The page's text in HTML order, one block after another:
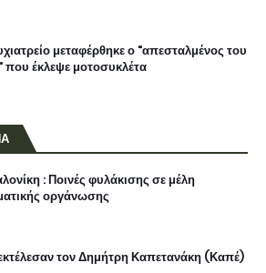
μεταφέρθηκε ο "απεσταλμένος του
που έκλεψε μοτοσυκλέτα
: Ποινές φυλάκισης σε μέλη
οργάνωσης
τον Δημήτρη Καπετανάκη (Καπέ)